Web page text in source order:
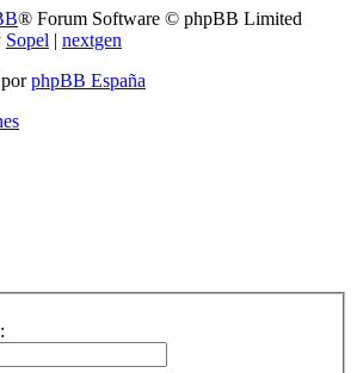
® Forum Software © phpBB Limited
Sopel | nextgen
phpBB España